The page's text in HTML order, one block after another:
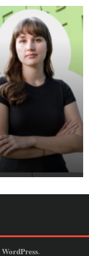
WordPress.